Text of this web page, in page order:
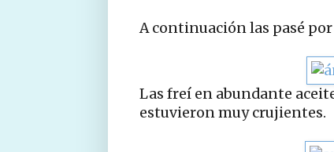
A continuación las pasé
Las freí en abundante
estuvieron muy crujientes.